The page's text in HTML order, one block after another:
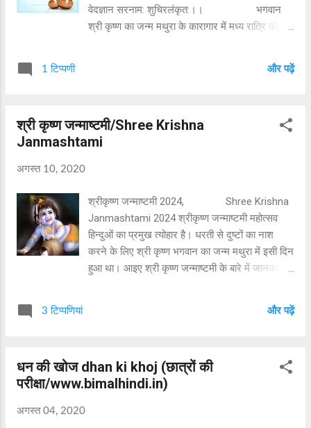
वेदज्ञान सरनाम: शुचिरलंकृत:।। भगवान
श्री कृष्ण का जन्म मथुरा के कारागार में मध्य रात्रि को
गोकुल गांव में अपने मित्र संबंधी नंदलाल जी की पत्नी
ज्ञान नहीं हुआ।
प्रातः होने पर नंद के घर पुत्र जन्म की
1 टिप्पणी और पढ़ें
श्री कृष्ण जन्माष्टमी/Shree Krishna
Janmashtami
अगस्त 10, 2020
श्रीकृष्ण जन्माष्टमी 2024, Shree Krishna
Janmashtami 2024 श्रीकृष्ण जन्माष्टमी महोत्सव
हिन्दुओं का प्रमुख त्योहार है। धरती से दुष्टों का नाश
करने के लिए श्री कृष्ण भगवान का जन्म मथुरा में इसी दिन
हुआ था। आइए श्री कृष्ण जन्माष्टमी के बारे में जानकारी
त्योहार है। यह पर्व संपूर्ण भारत वर्ष के साथ -साथ विश्व के
विभिन्न हिस्सों में भाद्रपद मास के कृष्ण पक्ष - अष्टमी को
हुआ था। इस वर्ष श्रीकृष्ण जन्माष्टमी 26 अगस्त 2024
दिन सोमवार को है। "यदा यदा हि
3 टिप्पणियां और पढ़ें
धन की खोज dhan ki khoj (छात्रों की
परीक्षा/www.bimalhindi.in)
अगस्त 04, 2020